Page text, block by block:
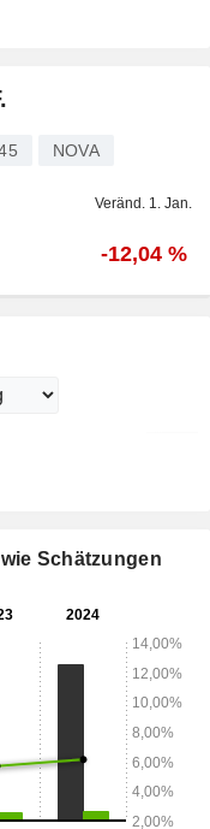
NOVA
Veränd. 1. Jan.
-12,04 %
Schätzungen